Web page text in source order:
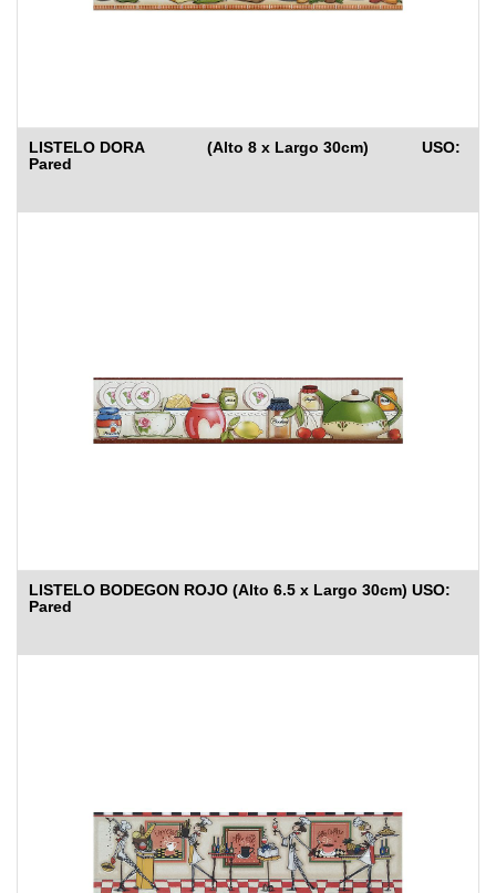
LISTELO DORA (Alto 8 x Largo 30cm) USO:
Pared
LISTELO BODEGON ROJO (Alto 6.5 x Largo 30cm) USO:
Pared